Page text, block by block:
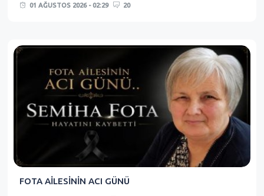
01 AĞUSTOS 2026 - 02:29 20
FOTA AİLESİNİN ACI GÜNÜ